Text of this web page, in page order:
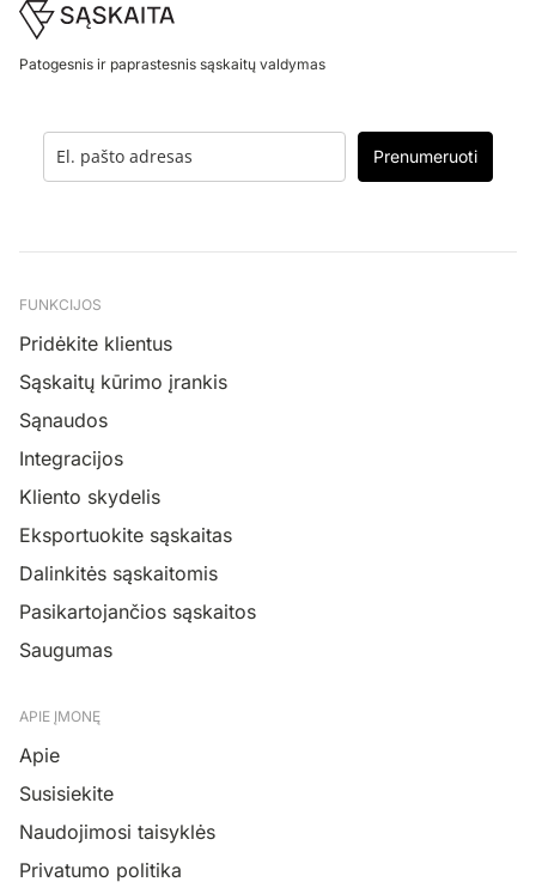
Footer
Patogesnis ir paprastesnis sąskaitų valdymas
Prenumeruoti
FUNKCIJOS
Pridėkite klientus
Sąskaitų kūrimo įrankis
Sąnaudos
Integracijos
Kliento skydelis
Eksportuokite sąskaitas
Dalinkitės sąskaitomis
Pasikartojančios sąskaitos
Saugumas
APIE ĮMONĘ
Apie
Susisiekite
Naudojimosi taisyklės
Privatumo politika